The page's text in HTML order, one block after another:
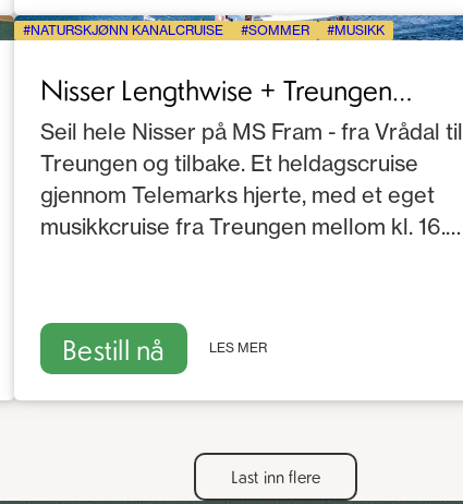
NATURSKJØNN KANALCRUISE SOMMER MUSIKK
Nisser Lengthwise + Treungen
Festival Cruise
Seil hele Nisser på MS Fram - fra Vrådal til
Treungen og tilbake. Et heldagscruise
gjennom Telemarks hjerte, med et eget
musikkcruise fra Treungen mellom kl. 16.00
Bestill nå LES MER
Last inn flere